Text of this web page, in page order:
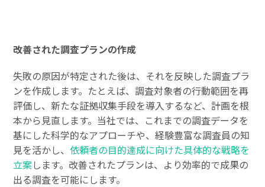
改善された調査プランの作成
失敗の原因が特定された後は、それを反映した調査プラ
ンを作成します。たとえば、調査対象者の行動範囲を再
評価し、新たな証拠収集手段を導入するなど、計画を根
本から見直します。当社では、これまでの調査データを
基にした科学的なアプローチや、経験豊富な調査員の知
見を活かし、依頼者の目的達成に向けた具体的な戦略を
立案します。改善されたプランは、より効率的で成果の
出る調査を可能にします。